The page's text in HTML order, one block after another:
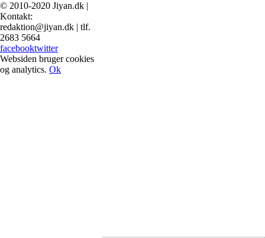
© 2010-2020 Jiyan.dk |
Kontakt:
redaktion@jiyan.dk | tlf.
2683 5664
facebooktwitter
Websiden bruger cookies
og analytics. Ok